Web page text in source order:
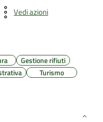
Vedi azioni
Gestione rifiuti
Turismo